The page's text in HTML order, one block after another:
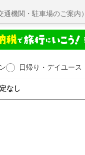
通機関・駐車場のご案内）
日帰り・デイユース
なし